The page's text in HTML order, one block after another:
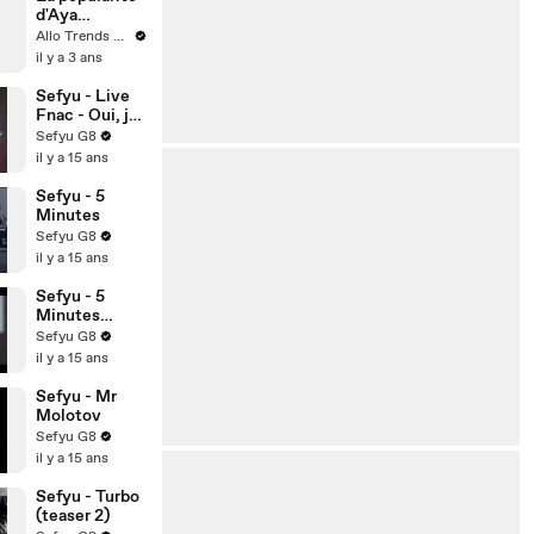
d'Aya
Nakamura
remise en
les français ?
Sa réponse
vous
surprendra
Allo Trends Morning Breaking News
il y a 3 ans
Sefyu - Live
Fnac - Oui, je
le suis
Sefyu G8
il y a 15 ans
Sefyu - 5
Minutes
Sefyu G8
il y a 15 ans
Sefyu - 5
Minutes
(Teaser)
Sefyu G8
il y a 15 ans
Sefyu - Mr
Molotov
Sefyu G8
il y a 15 ans
Sefyu - Turbo
(teaser 2)